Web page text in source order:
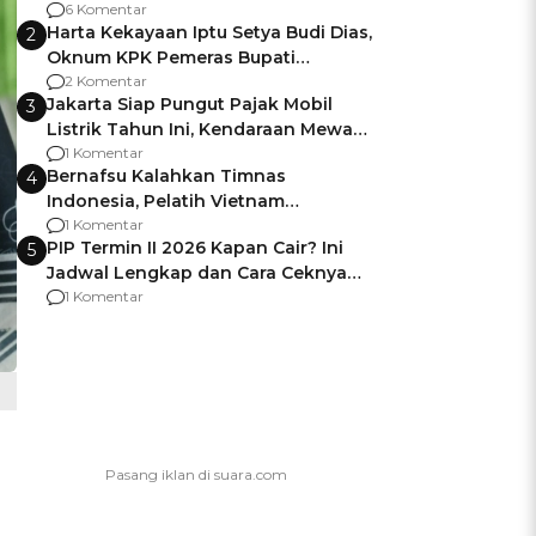
Gagalnya Negara Jamin Keamanan
6 Komentar
2 Harta Kekayaan Iptu Setya Budi Dias,
Oknum KPK Pemeras Bupati
Pemalang
2 Komentar
3 Jakarta Siap Pungut Pajak Mobil
Listrik Tahun Ini, Kendaraan Mewah
Kena hingga 75% PKB
1 Komentar
4 Bernafsu Kalahkan Timnas
Indonesia, Pelatih Vietnam
Berencana Pakai Jimat di Pakansari
1 Komentar
5 PIP Termin II 2026 Kapan Cair? Ini
Jadwal Lengkap dan Cara Ceknya
agar Dana Tidak Hangus!
1 Komentar